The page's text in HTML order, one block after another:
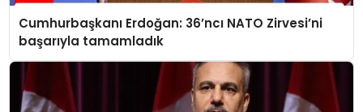
Cumhurbaşkanı Erdoğan: 36’ncı NATO Zirvesi’ni
başarıyla tamamladık